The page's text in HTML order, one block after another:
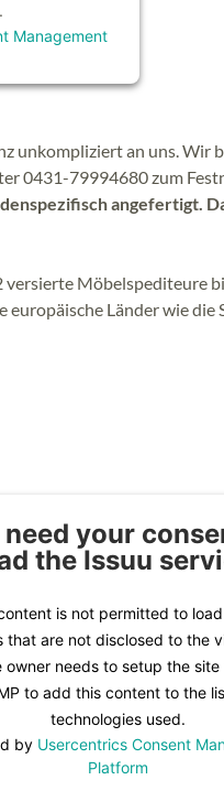
Management
unkompliziert an uns. Wir
0431-79994680 zum
angefertigt.
Möbelspediteure
Länder wie die
need your
the Issuu
is not permitted to
that are not disclosed to the
owner needs to setup the site
to add this content to the
technologies used.
by Usercentrics Consent
Platform